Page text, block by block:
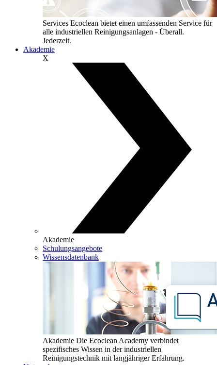
Services Ecoclean bietet einen umfassenden Service für
alle industriellen Reinigungsanlagen - Überall.
Jederzeit.
Akademie
X
Akademie
Schulungsangebote
Wissensdatenbank
Akademie Die Ecoclean Academy verbindet
spezifisches Wissen in der industriellen
Reinigungstechnik mit langjähriger Erfahrung.